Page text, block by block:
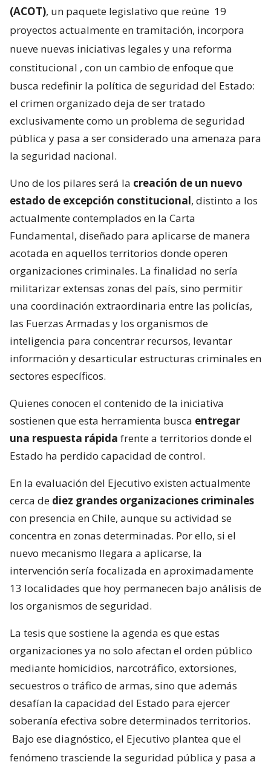
(ACOT), un paquete legislativo que reúne 19
proyectos actualmente en tramitación, incorpora
nueve nuevas iniciativas legales y una reforma
constitucional , con un cambio de enfoque que
busca redefinir la política de seguridad del Estado:
el crimen organizado deja de ser tratado
exclusivamente como un problema de seguridad
pública y pasa a ser considerado una amenaza para
la seguridad nacional.
Uno de los pilares será la creación de un nuevo
estado de excepción constitucional, distinto a los
actualmente contemplados en la Carta
Fundamental, diseñado para aplicarse de manera
acotada en aquellos territorios donde operen
organizaciones criminales. La finalidad no sería
militarizar extensas zonas del país, sino permitir
una coordinación extraordinaria entre las policías,
las Fuerzas Armadas y los organismos de
inteligencia para concentrar recursos, levantar
información y desarticular estructuras criminales en
sectores específicos.
Quienes conocen el contenido de la iniciativa
sostienen que esta herramienta busca entregar
una respuesta rápida frente a territorios donde el
Estado ha perdido capacidad de control.
En la evaluación del Ejecutivo existen actualmente
cerca de diez grandes organizaciones criminales
con presencia en Chile, aunque su actividad se
concentra en zonas determinadas. Por ello, si el
nuevo mecanismo llegara a aplicarse, la
intervención sería focalizada en aproximadamente
13 localidades que hoy permanecen bajo análisis de
los organismos de seguridad.
La tesis que sostiene la agenda es que estas
organizaciones ya no solo afectan el orden público
mediante homicidios, narcotráfico, extorsiones,
secuestros o tráfico de armas, sino que además
desafían la capacidad del Estado para ejercer
soberanía efectiva sobre determinados territorios.
Bajo ese diagnóstico, el Ejecutivo plantea que el
fenómeno trasciende la seguridad pública y pasa a